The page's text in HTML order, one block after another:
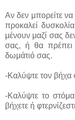
Αν δεν μπορείτε
προκαλεί
μένουν μαζί σας
σας, ή θα πρέπει
δωμάτιό σας.
-Καλύψτε τον βήχα
-Καλύψτε το
βήχετε ή